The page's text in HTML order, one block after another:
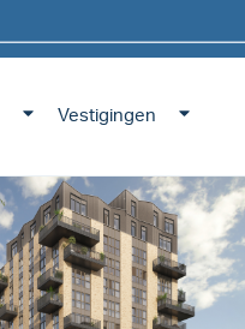
Vestigingen